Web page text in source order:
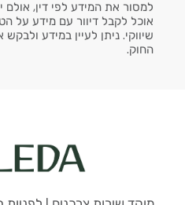
למסור את המידע לפי דין, אולם
אוכל לקבל דיוור עם מידע על
שיווקי. ניתן לעיין במידע
החוק.